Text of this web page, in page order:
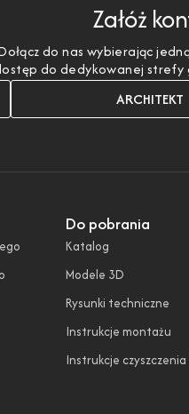
Załóż
do nas wybierając
do dedykowanej
ARCHITEKT
Do pobrania
Katalog
Modele 3D
Rysunki techniczne
Instrukcje montażu
Instrukcje